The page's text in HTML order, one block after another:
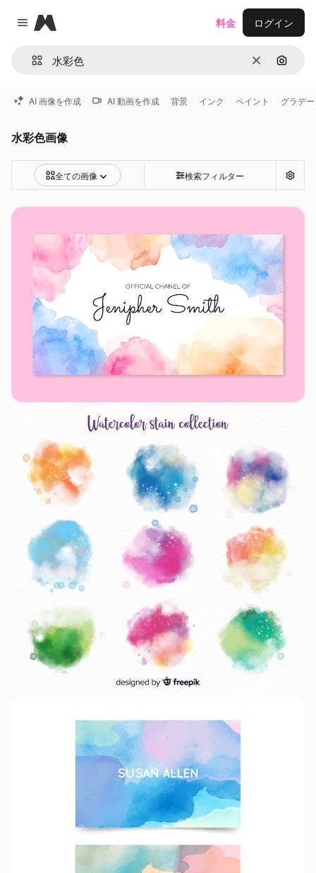
Close menu
Magnific
消去 画像で
料金 ログイン
AI 画像を作成 AI 動画を作成 背景 インク ペイント グラデ
水彩色画像
全ての画像 検索フィルター